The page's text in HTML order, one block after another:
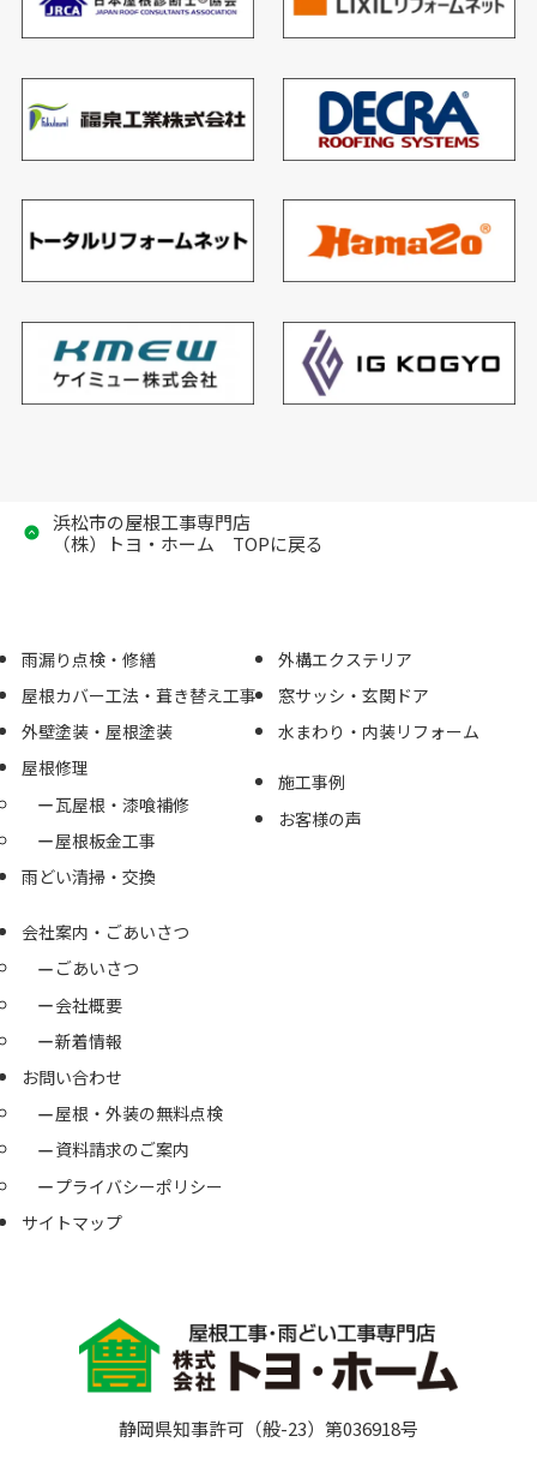
浜松市の屋根工事専門店
（株）トヨ・ホーム TOPに戻る
静岡県知事許可（般-23）第036918号
雨漏り点検・修繕
屋根カバー工法・葺き替え工事
外壁塗装・屋根塗装
屋根修理
瓦屋根・漆喰補修
屋根板金工事
雨どい清掃・交換
外構エクステリア
窓サッシ・玄関ドア
水まわり・内装リフォーム
施工事例
お客様の声
会社案内・ごあいさつ
ごあいさつ
会社概要
新着情報
お問い合わせ
屋根・外装の無料点検
資料請求のご案内
プライバシーポリシー
サイトマップ